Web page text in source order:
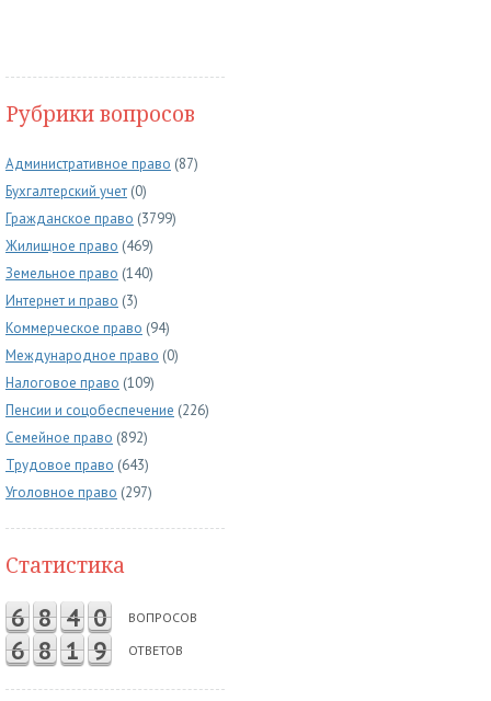
Рубрики вопросов
Административное право (87)
Бухгалтерский учет (0)
Гражданское право (3799)
Жилищное право (469)
Земельное право (140)
Интернет и право (3)
Коммерческое право (94)
Международное право (0)
Налоговое право (109)
Пенсии и соцобеспечение (226)
Семейное право (892)
Трудовое право (643)
Уголовное право (297)
Статистика
6 8 4 0 ВОПРОСОВ
6 8 1 9 ОТВЕТОВ